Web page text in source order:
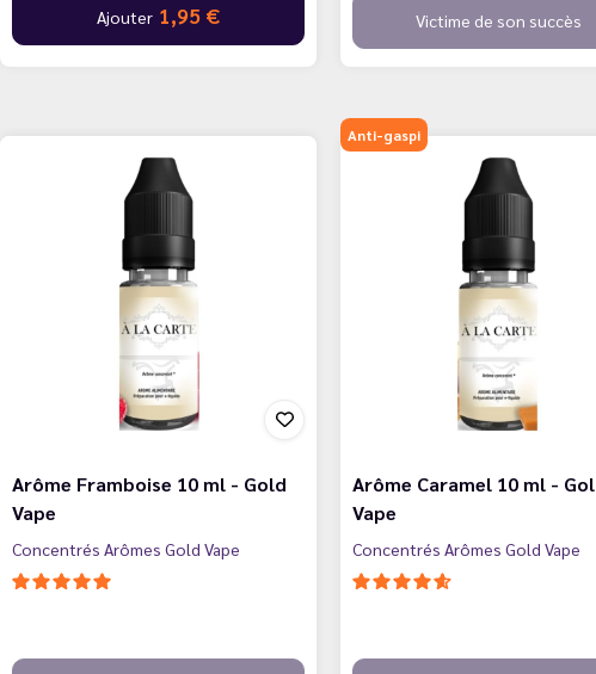
Ajouter 1,95 € Victime de son succès
Arôme Framboise 10 ml - Gold
Vape
Concentrés Arômes Gold Vape
Anti-gaspi
Arôme Caramel 10 ml -
Vape
Concentrés Arômes Gold Vape